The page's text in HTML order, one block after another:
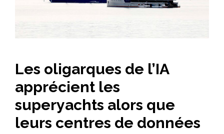
Les oligarques de l’IA
apprécient les
superyachts alors que
leurs centres de données